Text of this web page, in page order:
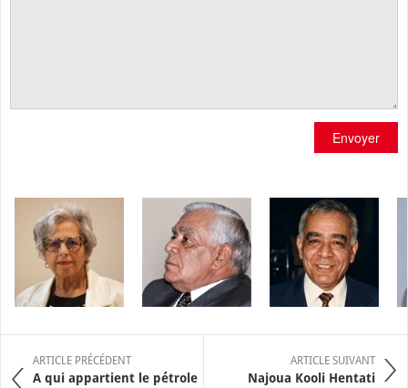
Envoyer
ARTICLE PRÉCÉDENT
A qui appartient le pétrole
ARTICLE SUIVANT
Najoua Kooli Hentati